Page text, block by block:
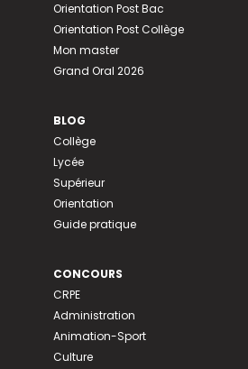
Orientation Post Bac
Orientation Post Collège
Mon master
Grand Oral 2026
BLOG
Collège
Lycée
Supérieur
Orientation
Guide pratique
CONCOURS
CRPE
Administration
Animation-Sport
Culture